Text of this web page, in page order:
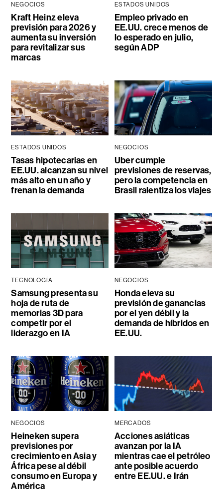
NEGOCIOS
Kraft Heinz eleva
previsión para 2026 y
aumenta su inversión
para revitalizar sus
marcas
ESTADOS UNIDOS
Empleo privado en
EE.UU. crece menos de
lo esperado en julio,
según ADP
ESTADOS UNIDOS
Tasas hipotecarias en
EE.UU. alcanzan su nivel
más alto en un año y
frenan la demanda
NEGOCIOS
Uber cumple
previsiones de reservas,
pero la competencia en
Brasil ralentiza los viajes
TECNOLOGÍA
Samsung presenta su
hoja de ruta de
memorias 3D para
competir por el
liderazgo en IA
NEGOCIOS
Honda eleva su
previsión de ganancias
por el yen débil y la
demanda de híbridos en
EE.UU.
NEGOCIOS
Heineken supera
previsiones por
crecimiento en Asia y
África pese al débil
consumo en Europa y
América
MERCADOS
Acciones asiáticas
avanzan por la IA
mientras cae el petróleo
ante posible acuerdo
entre EE.UU. e Irán